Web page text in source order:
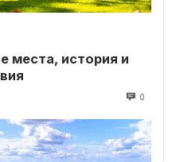
места, история и
0